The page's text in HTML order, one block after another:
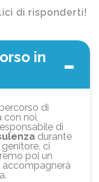
di risponderti!
in
di
con noi,
di
durante
ci
poi un
accompagnerà